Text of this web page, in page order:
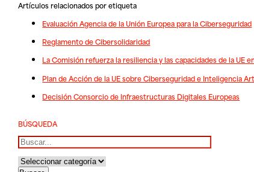
Artículos relacionados por etiqueta
Evaluación Agencia de la Unión Europea para la Ciberseguridad
Reglamento de Cibersolidaridad
La Comisión refuerza la resiliencia y las capacidades de la UE
Plan de Acción de la UE sobre Ciberseguridad e Inteligencia
Decisión Consorcio de Infraestructuras Digitales Europeas
BÚSQUEDA
Buscar